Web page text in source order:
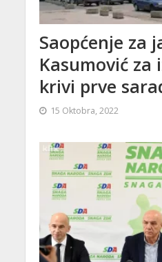
Saopćenje za
Kasumović za
krivi prve
15 Oktobra, 2022